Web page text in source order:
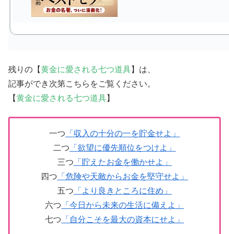
残りの【黄金に愛される七つ道具】は、
記事ができ次第こちらをご覧ください。
【黄金に愛される七つ道具】
一つ 「収入の十分の一を貯金せよ」
二つ 「欲望に優先順位をつけよ」
三つ 「貯えたお金を働かせよ」
四つ 「危険や天敵からお金を堅守せよ」
五つ 「より良きところに住め」
六つ 「今日から未来の生活に備えよ」
七つ 「自分こそを最大の資本にせよ」